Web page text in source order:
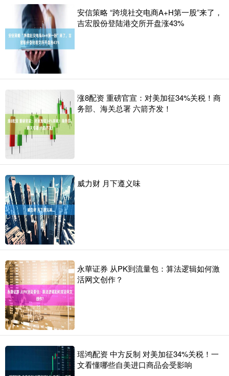
安信策略 “跨境社交电商A+H第一股”来了，
吉宏股份登陆港交所开盘涨43%
涨8配资 重磅官宣：对美加征34%关税！商
务部、海关总署 六箭齐发！
威力财 月下遵义味
永華证券 从PK到流量包：算法逻辑如何激
活网文创作？
瑶鸿配资 中方反制 对美加征34%关税！一
文看懂哪些自美进口商品会受影响